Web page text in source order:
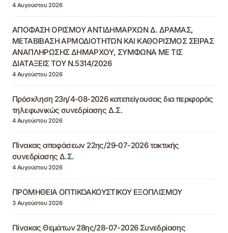
4 Αυγούστου 2026
ΑΠΟΦΑΣΗ ΟΡΙΣΜΟΥ ΑΝΤΙΔΗΜΑΡΧΩΝ Δ. ΔΡΑΜΑΣ,
ΜΕΤΑΒΙΒΑΣΗ ΑΡΜΟΔΙΟΤΗΤΩΝ ΚΑΙ ΚΑΘΟΡΙΣΜΟΣ ΣΕΙΡΑΣ
ΑΝΑΠΛΗΡΩΣΗΣ ΔΗΜΑΡΧΟΥ, ΣΥΜΦΩΝΑ ΜΕ ΤΙΣ
ΔΙΑΤΑΞΕΙΣ ΤΟΥ Ν.5314/2026
4 Αυγούστου 2026
Πρόσκληση 23η/4-08-2026 κατεπείγουσας δια περιφοράς
τηλεφωνικώς συνεδρίασης Δ.Σ.
4 Αυγούστου 2026
Πίνακας αποφάσεων 22ης/29-07-2026 τακτικής
συνεδρίασης Δ.Σ.
4 Αυγούστου 2026
ΠΡΟΜΗΘΕΙΑ ΟΠΤΙΚΟΑΚΟΥΣΤΙΚΟΥ ΕΞΟΠΛΙΣΜΟΥ
3 Αυγούστου 2026
Πίνακας Θεμάτων 28ης/28-07-2026 Συνεδρίασης